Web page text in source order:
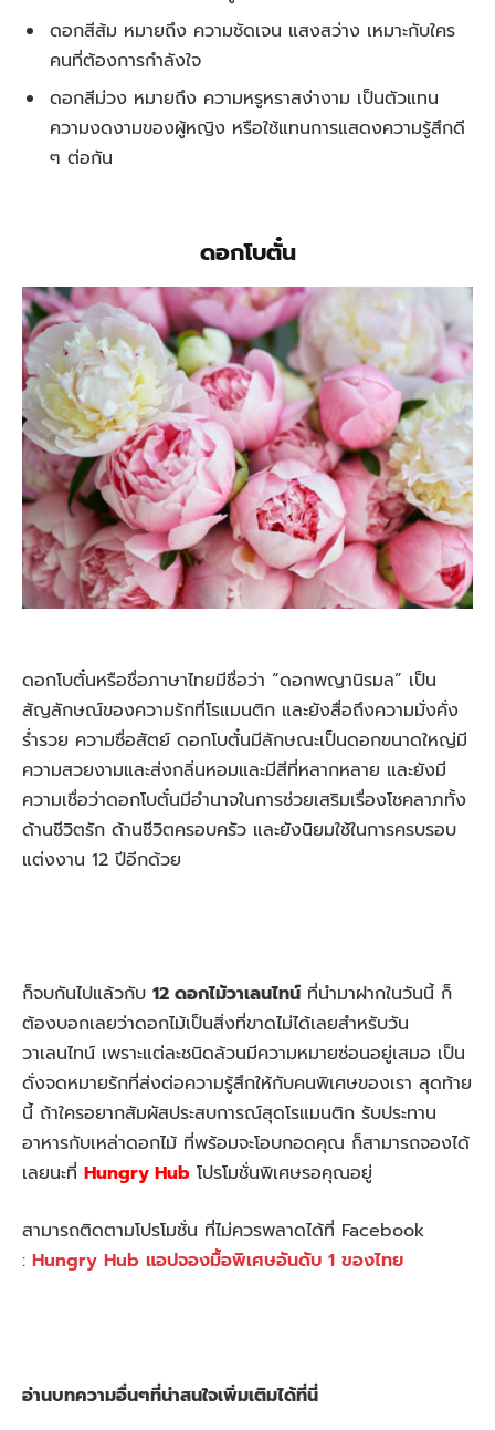
ดอกสีส้ม หมายถึง ความชัดเจน แสงสว่าง เหมาะกับใคร
คนที่ต้องการกำลังใจ
ดอกสีม่วง หมายถึง ความหรูหราสง่างาม เป็นตัวแทน
ความงดงามของผู้หญิง หรือใช้แทนการแสดงความรู้สึกดี
ๆ ต่อกัน
ดอกโบตั๋น
ดอกโบตั๋นหรือชื่อภาษาไทยมีชื่อว่า “ดอกพญานิรมล” เป็น
สัญลักษณ์ของความรักที่โรแมนติก และยังสื่อถึงความมั่งคั่ง
รํ่ารวย ความซื่อสัตย์ ดอกโบตั๋นมีลักษณะเป็นดอกขนาดใหญ่มี
ความสวยงามและส่งกลิ่นหอมและมีสีที่หลากหลาย และยังมี
ความเชื่อว่าดอกโบตั๋นมีอำนาจในการช่วยเสริมเรื่องโชคลาภทั้ง
ด้านชีวิตรัก ด้านชีวิตครอบครัว และยังนิยมใช้ในการครบรอบ
แต่งงาน 12 ปีอีกด้วย
ก็จบกันไปแล้วกับ 12 ดอกไม้วาเลนไทน์ ที่นำมาฝากในวันนี้ ก็
ต้องบอกเลยว่าดอกไม้เป็นสิ่งที่ขาดไม่ได้เลยสำหรับวัน
วาเลนไทน์ เพราะแต่ละชนิดล้วนมีความหมายซ่อนอยู่เสมอ เป็น
ดั่งจดหมายรักที่ส่งต่อความรู้สึกให้กับคนพิเศษของเรา สุดท้าย
นี้ ถ้าใครอยากสัมผัสประสบการณ์สุดโรแมนติก รับประทาน
อาหารกับเหล่าดอกไม้ ที่พร้อมจะโอบกอดคุณ ก็สามารถจองได้
เลยนะที่ Hungry Hub โปรโมชั่นพิเศษรอคุณอยู่
สามารถติดตามโปรโมชั่น ที่ไม่ควรพลาดได้ที่ Facebook
: Hungry Hub แอปจองมื้อพิเศษอันดับ 1 ของไทย
อ่านบทความอื่นๆที่น่าสนใจเพิ่มเติมได้ที่นี่